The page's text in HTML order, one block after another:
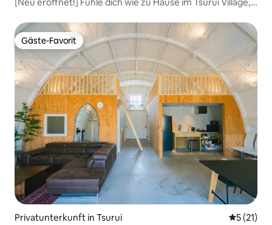
Yukurigawa und die heißen Quellen!
Gäste-Favorit
Gäste-Favorit
Privatunterkunft in Tsurui
5 (21)